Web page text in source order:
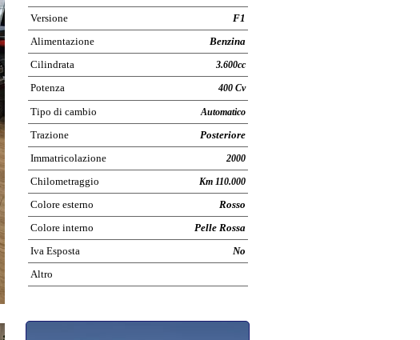
Versione
F1
Alimentazione
Benzina
Cilindrata
3.600cc
Potenza 400 Cv
Tipo di cambio Automatico
Trazione
Posteriore
Immatricolazione
2000
Chilometraggio Km 110.000
Colore esterno
Rosso
Colore interno
Pelle Rossa
Iva Esposta
No
Altro